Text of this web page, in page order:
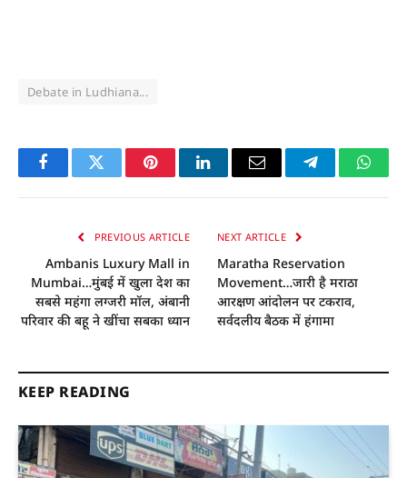
Debate in Ludhiana...
FacebookTwitter PinterestLinkedInEmail Telegram
PREVIOUS ARTICLE
Ambanis Luxury Mall in
Mumbai…मुंबई में खुला देश का
सबसे महंगा लग्जरी मॉल, अंबानी
परिवार की बहू ने खींचा सबका ध्यान
NEXT ARTICLE
Maratha Reservation
Movement…जारी है मराठा
आरक्षण आंदोलन पर टकराव,
सर्वदलीय बैठक में हंगामा
KEEP READING